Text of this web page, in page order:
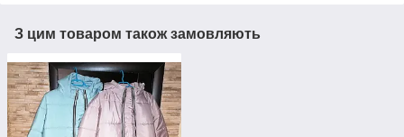
З цим товаром також замовляють